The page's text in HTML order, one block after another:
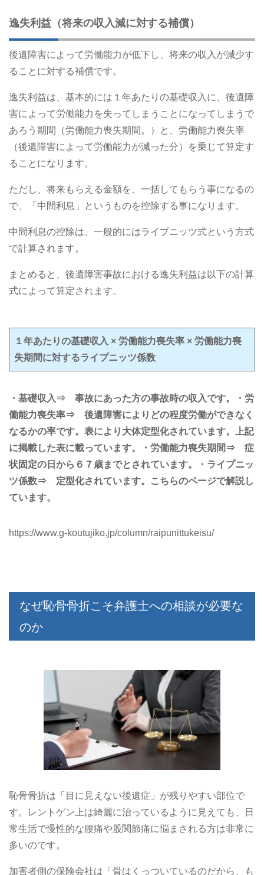
逸失利益（将来の収入減に対する補償）
後遺障害によって労働能力が低下し、将来の収入が減少す
ることに対する補償です。
逸失利益は、基本的には１年あたりの基礎収入に、後遺障
害によって労働能力を失ってしまうことになってしまうで
あろう期間（労働能力喪失期間。）と、労働能力喪失率
（後遺障害によって労働能力が減った分）を乗じて算定す
ることになります。
ただし、将来もらえる金額を、一括してもらう事になるの
で、「中間利息」というものを控除する事になります。
中間利息の控除は、一般的にはライプニッツ式という方式
で計算されます。
まとめると、後遺障害事故における逸失利益は以下の計算
式によって算定されます。
１年あたりの基礎収入 × 労働能力喪失率 × 労働能力喪
失期間に対するライプニッツ係数
・基礎収入⇒ 事故にあった方の事故時の収入です。
・労
働能力喪失率⇒ 後遺障害によりどの程度労働ができなく
なるかの率です。表により大体定型化されています。上記
に掲載した表に載っています。
・労働能力喪失期間⇒ 症
状固定の日から６７歳までとされています。
・ライプニッ
ツ係数⇒ 定型化されています。こちらのページで解説し
ています。
https://www.g-koutujiko.jp/column/raipunittukeisu/
なぜ恥骨骨折こそ弁護士への相談が必要な
のか
恥骨骨折は「目に見えない後遺症」が残りやすい部位で
す。レントゲン上は綺麗に治っているように見えても、日
常生活で慢性的な腰痛や股関節痛に悩まされる方は非常に
多いのです。
加害者側の保険会社は「骨はくっついているのだから、も